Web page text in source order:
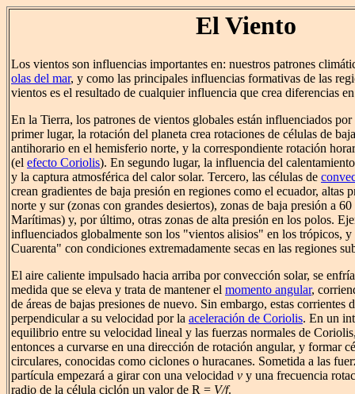
El Viento
Los vientos son influencias importantes en: nuestros patrones
olas del mar, y como las principales influencias formativas de las
vientos es el resultado de cualquier influencia que crea diferencias
En la Tierra, los patrones de vientos globales están influenciados
primer lugar, la rotación del planeta crea rotaciones de células de
antihorario en el hemisferio norte, y la correspondiente rotación
(el efecto Coriolis). En segundo lugar, la influencia del
y la captura atmosférica del calor solar. Tercero, las células de
crean gradientes de baja presión en regiones como el ecuador, altas
norte y sur (zonas con grandes desiertos), zonas de baja presión a
Marítimas) y, por último, otras zonas de alta presión en los polos.
influenciados globalmente son los "vientos alisios" en los trópicos,
Cuarenta" con condiciones extremadamente secas en las regiones
El aire caliente impulsado hacia arriba por convección solar, se
medida que se eleva y trata de mantener el momento angular,
de áreas de bajas presiones de nuevo. Sin embargo, estas corrientes
perpendicular a su velocidad por la aceleración de Coriolis. En un
equilibrio entre su velocidad lineal y las fuerzas normales de
entonces a curvarse en una dirección de rotación angular, y formar
circulares, conocidas como ciclones o huracanes. Sometida a las
partícula empezará a girar con una velocidad v y una frecuencia
radio de la célula ciclón un valor de R = V/f.